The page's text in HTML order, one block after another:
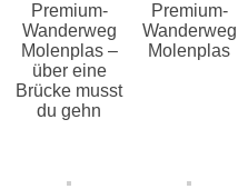
Premium-
Wanderweg
Molenplas –
über eine
Brücke musst
du gehn
Premium-
Wanderweg
Molenplas